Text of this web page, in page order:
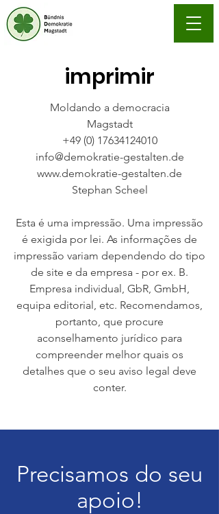
imprimir
Moldando a democracia
Magstadt
+49 (0) 17634124010
info@demokratie-gestalten.de
www.demokratie-gestalten.de
Stephan Scheel
Esta é uma impressão. Uma impressão
é exigida por lei. As informações de
impressão variam dependendo do tipo
de site e da empresa - por ex. B.
Empresa individual, GbR, GmbH,
equipa editorial, etc. Recomendamos,
portanto, que procure
aconselhamento jurídico para
compreender melhor quais os
detalhes que o seu aviso legal deve
conter.
Precisamos do seu
apoio!